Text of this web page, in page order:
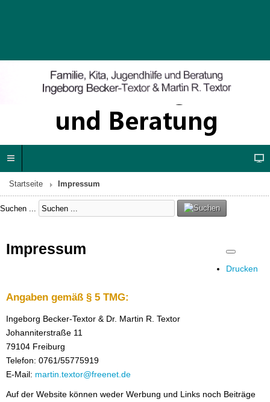
Startseite Impressum
Suchen ...
Drucken
Impressum
Angaben gemäß § 5 TMG:
Ingeborg Becker-Textor & Dr. Martin R. Textor
Johanniterstraße 11
79104 Freiburg
Telefon: 0761/55775919
E-Mail: martin.textor@freenet.de
Auf der Website können weder Werbung und Links noch Beiträge